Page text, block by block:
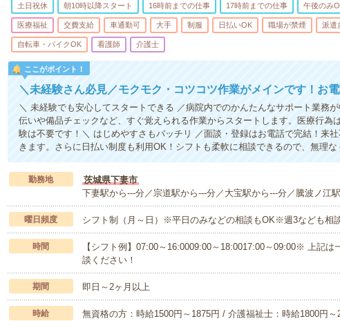
土日祝休 朝10時以降スタート 16時前までの仕事 17時前までの仕事 午後のみ
医療福祉 交費支給 車通勤可 大手 制服 日払いOK 職場が禁煙 派遣
自転車・バイクOK 看護師 介護士
ここがポイント！
＼未経験さん必見／モクモク・コツコツ作業がメインです！お
＼ 未経験でも安心してスタートできる ／病院内でのかんたんなサポート業務
伝いや備品チェックなど、すぐ覚えられる作業からスタートします。医療行為
験は不要です！＼ はじめやすさもバッチリ ／面談・登録はお電話で完結！来
きます。さらに日払い制度も利用OK！シフトも柔軟に相談できるので、無理な
勤務地
茨城県下妻市
下妻駅から---分／宗道駅から---分／大宝駅から---分／騰波ノ江
曜日頻度 シフト制（月～日）※平日のみなどの相談もOK※週3なども相
時間
【シフト例】07:00～16:0009:00～18:0017:00～09:00※ 上記は
談ください！
期間 即日～2ヶ月以上
時給
無資格の方：時給1500円～1875円 / 介護福祉士：時給1800円